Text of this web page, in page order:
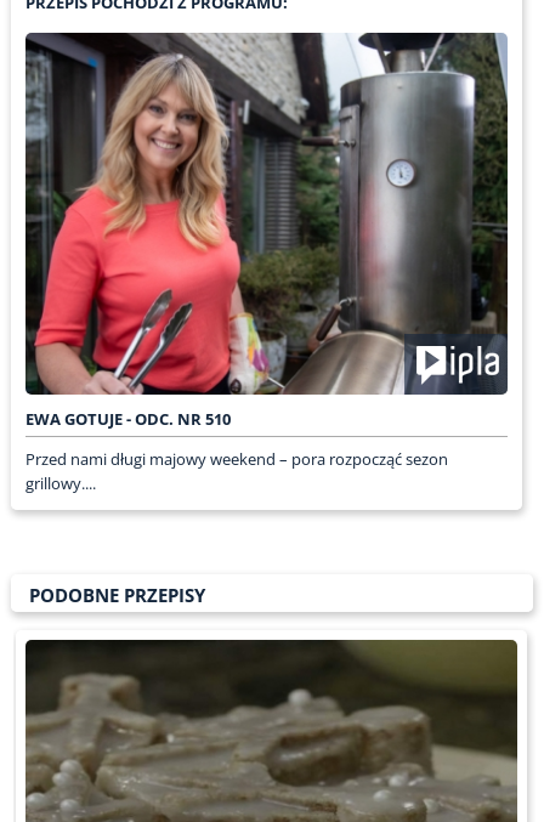
EWA GOTUJE - ODC. NR 510
Przed nami długi majowy weekend – pora rozpocząć sezon
grillowy....
PODOBNE PRZEPISY